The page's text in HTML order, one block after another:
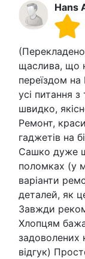
Hans
щаслива, що
переїздом
усі питання
швидко,
Ремонт,
гаджетів на
Сашко дуже
поломках (у
варіанти
деталей, як
Завжди
Хлопцям
задоволених
відгук)